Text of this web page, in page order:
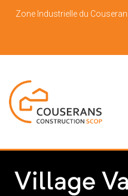
Zone Industrielle du
Village